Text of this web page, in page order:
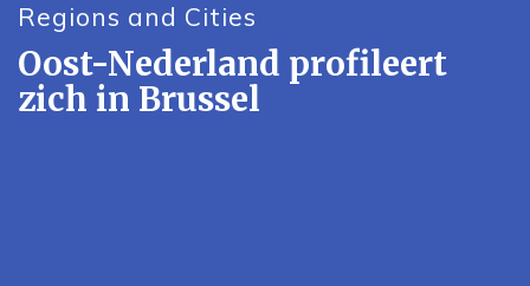
Regions and Cities
Oost-Nederland profileert
zich in Brussel